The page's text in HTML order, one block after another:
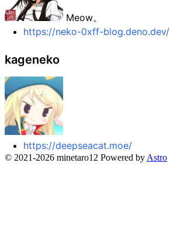
Meow。
https://neko-0xff-blog.deno.dev/
kageneko
https://deepseacat.moe/
© 2021-2026 minetaro12 Powered by Astro